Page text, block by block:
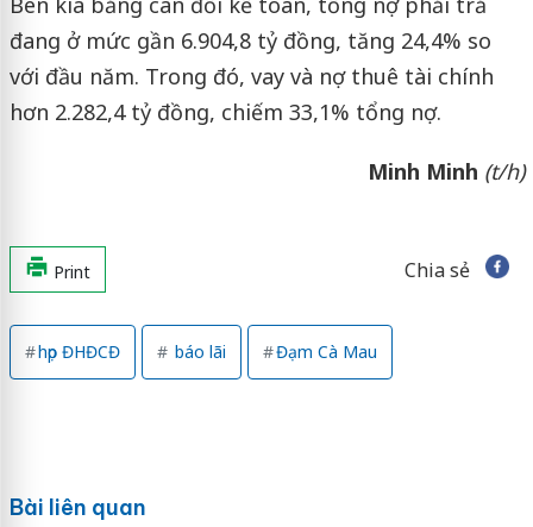
đang ở mức gần 6.904,8 tỷ đồng, tăng 24,4% so
với đầu năm. Trong đó, vay và nợ thuê tài chính
hơn 2.282,4 tỷ đồng, chiếm 33,1% tổng nợ.
Minh Minh (t/h)
Print Chia sẻ
họp ĐHĐCĐ báo lãi Đạm Cà Mau
Bài liên quan